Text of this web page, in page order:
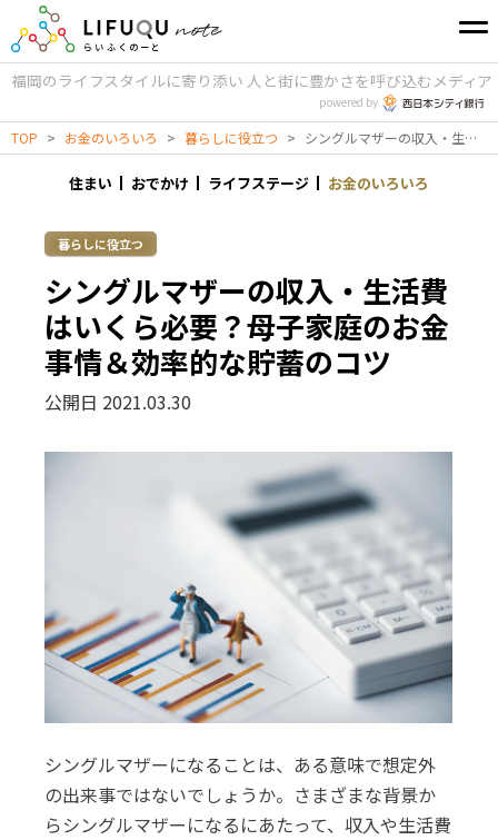
福岡のライフスタイルに寄り添い 人と街に豊かさを呼び込むメディア
powered by
TOP > お金のいろいろ > 暮らしに役立つ > シングルマザーの収入・生活費はいくら必要？母子家庭のお金事情＆効率的な貯蓄のコツ
住まい おでかけ ライフステージ お金のいろいろ
暮らしに役立つ
シングルマザーの収入・生活費
はいくら必要？母子家庭のお金
事情＆効率的な貯蓄のコツ
公開日 2021.03.30
シングルマザーになることは、ある意味で想定外
の出来事ではないでしょうか。さまざまな背景か
らシングルマザーになるにあたって、収入や生活費